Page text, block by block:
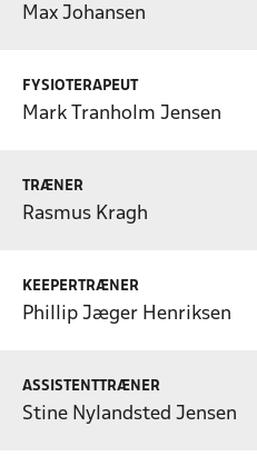
Max Johansen
FYSIOTERAPEUT
Mark Tranholm Jensen
TRÆNER
Rasmus Kragh
KEEPERTRÆNER
Phillip Jæger Henriksen
ASSISTENTTRÆNER
Stine Nylandsted Jensen